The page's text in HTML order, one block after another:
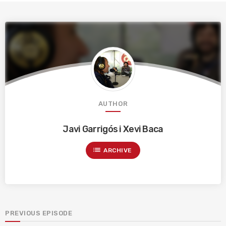
AUTHOR
Javi Garrigós i Xevi Baca
list ARCHIVE
PREVIOUS EPISODE